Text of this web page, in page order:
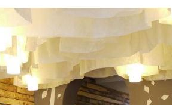
navigation